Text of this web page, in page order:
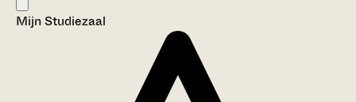
Aanwijzingen voor de gebruiker
Mijn Studiezaal